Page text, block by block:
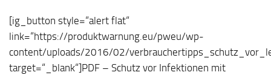
[ig_button style=“alert flat“
link=“https://produktwarnung.eu/pweu/wp-
content/uploads/2016/02/
target=“_blank“]PDF – Schutz vor Infektionen mit